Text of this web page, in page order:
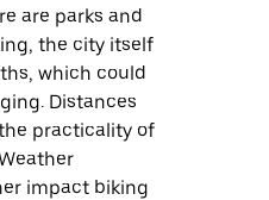
are parks and
the city itself
which could
Distances
practicality of
impact biking